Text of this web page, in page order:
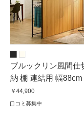
ブルックリン風間仕
納 棚 連結用 幅88cm
￥44,900
口コミ募集中